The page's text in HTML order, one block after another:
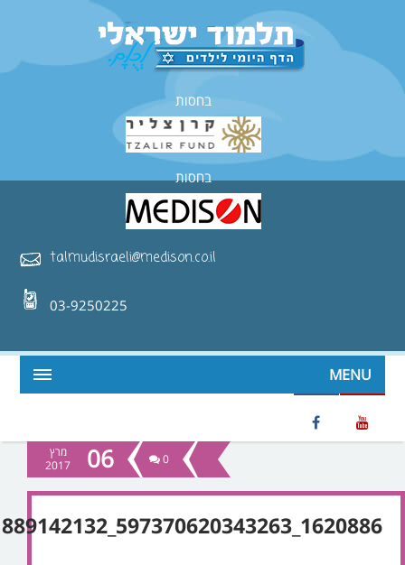
בחסות
בחסות
talmudisraeli@medison.co.il
03-9250225
MENU
06
מרץ
2017
0
1620886_597370620343263_1889142132_n